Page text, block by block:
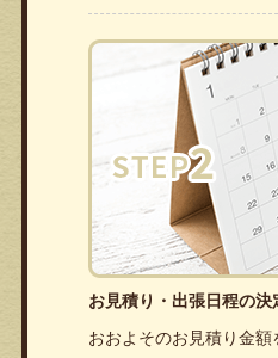
お見積り・出張日程の決
おおよそのお見積り金